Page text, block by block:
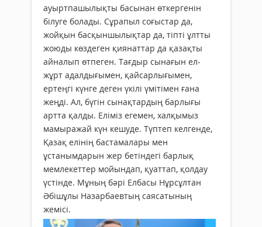
ауыртпашылықты басынан өткергенін
білуге болады. Сұрапыл соғыстар да,
жойқын басқыншылықтар да, тіпті ұлтты
жоюды көздеген қиянаттар да қазақты
айналып өтпеген. Тағдыр сынағын ел-
жұрт адалдығымен, қайсарлығымен,
ертеңгі күнге деген үкілі үмітімен ғана
жеңді. Ал, бүгін сынақтардың барлығы
артта қалды. Еліміз егемен, халқымыз
мамыражай күн кешуде. Түптеп келгенде,
Қазақ елінің бастамалары мен
ұстанымдарын жер бетіндегі барлық
мемлекеттер мойындап, қуаттап, қолдау
үстінде. Мұның бәрі Елбасы Нұрсұлтан
Әбішұлы Назарбаевтың саясатының
жемісі.